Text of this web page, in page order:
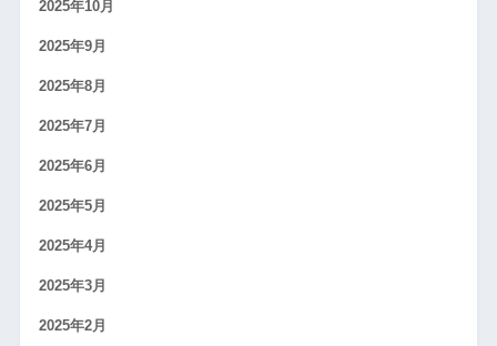
2025年10月
2025年9月
2025年8月
2025年7月
2025年6月
2025年5月
2025年4月
2025年3月
2025年2月